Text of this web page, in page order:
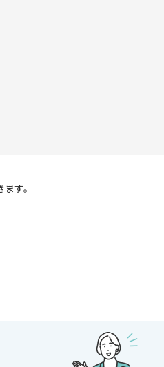
す。
す！まずはお気軽にご相談ください！